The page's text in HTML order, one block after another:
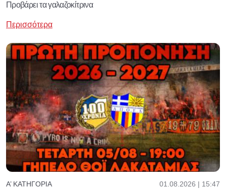
Προβάρει τα γαλαζοκίτρινα
Περισσότερα
Α’ ΚΑΤΗΓΟΡΊΑ 01.08.2026 | 15:47